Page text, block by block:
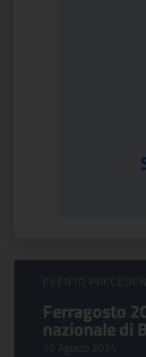
Sfoglia
EVENTO
Ferragosto
nazionale di
15 Agosto 2024